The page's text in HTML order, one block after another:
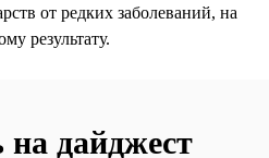
от редких заболеваний, на
результату.
дайджест